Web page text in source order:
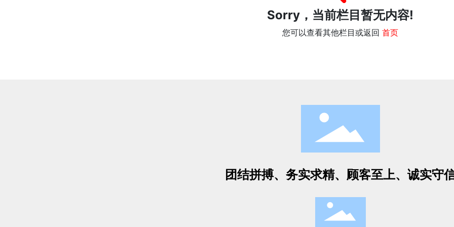
Sorry，当前栏目暂无内容!
您可以查看其他栏目或返回首页
团结拼搏、务实求精、顾客至上、诚实守